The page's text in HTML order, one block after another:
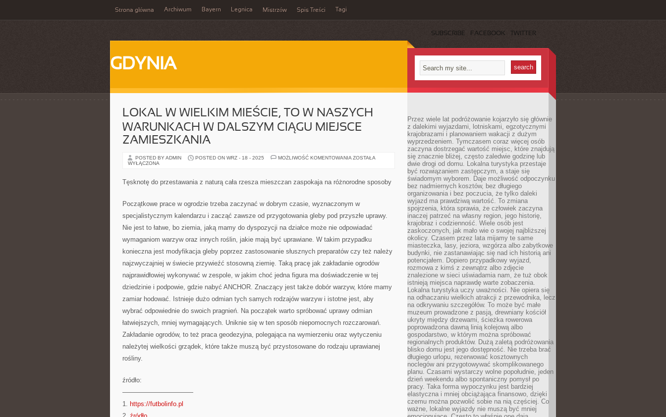
Strona główna Archiwum Bayern Legnica Mistrzów Spis Treści Tagi
SUBSCRIBE FACEBOOK TWITTER
GDYNIA
LOKAL W WIELKIM MIEŚCIE, TO W NASZYCH
WARUNKACH W DALSZYM CIĄGU MIEJSCE
ZAMIESZKANIA
POSTED BY ADMIN POSTED ON WRZ - 18 - 2025 MOŻLIWOŚĆ KOMENTOWANIA LOKAL
TO
W
DALSZYM
MIEJSCE
ZOSTAŁA
WYŁĄCZONA
Tęsknotę do przestawania z naturą cała rzesza mieszczan zaspokaja na różnorodne sposoby
Początkowe prace w ogrodzie trzeba zaczynać w dobrym czasie, wyznaczonym w
specjalistycznym kalendarzu i zacząć zawsze od przygotowania gleby pod przyszłe uprawy.
Nie jest to łatwe, bo ziemia, jaką mamy do dyspozycji na działce może nie odpowiadać
wymaganiom warzyw oraz innych roślin, jakie mają być uprawiane. W takim przypadku
konieczna jest modyfikacja gleby poprzez zastosowanie słusznych preparatów czy też należy
najzwyczajniej w świecie przywieźć stosowną ziemię. Taką pracę jak zakładanie ogrodów
najprawidłowiej wykonywać w zespole, w jakim choć jedna figura ma doświadczenie w tej
dziedzinie i podpowie, gdzie nabyć ANCHOR. Znaczący jest także dobór warzyw, które mamy
zamiar hodować. Istnieje dużo odmian tych samych rodzajów warzyw i istotne jest, aby
wybrać odpowiednie do swoich pragnień. Na początek warto spróbować uprawy odmian
łatwiejszych, mniej wymagających. Uniknie się w ten sposób niepomocnych rozczarowań.
Zakładanie ogrodów, to też praca geodezyjna, polegająca na wymierzeniu oraz wytyczeniu
należytej wielkości grządek, które także muszą być przystosowane do rodzaju uprawianej
rośliny.
źródło:
———————————
1. https://futbolinfo.pl
Przez wiele lat podróżowanie kojarzyło się głównie
z dalekimi wyjazdami, lotniskami, egzotycznymi
krajobrazami i planowaniem wakacji z dużym
wyprzedzeniem. Tymczasem coraz więcej osób
zaczyna dostrzegać wartość miejsc, które znajdują
się znacznie bliżej, często zaledwie godzinę lub
dwie drogi od domu. Lokalna turystyka przestaje
być rozwiązaniem zastępczym, a staje się
świadomym wyborem. Daje możliwość odpoczynku
bez nadmiernych kosztów, bez długiego
organizowania i bez poczucia, że tylko daleki
wyjazd ma prawdziwą wartość. To zmiana
spojrzenia, która sprawia, że człowiek zaczyna
inaczej patrzeć na własny region, jego historię,
krajobraz i codzienność. Wiele osób jest
zaskoczonych, jak mało wie o swojej najbliższej
okolicy. Czasem przez lata mijamy te same
miasteczka, lasy, jeziora, wzgórza albo zabytkowe
budynki, nie zastanawiając się nad ich historią ani
potencjałem. Dopiero przypadkowy wyjazd,
rozmowa z kimś z zewnątrz albo zdjęcie
znalezione w sieci uświadamia nam, że tuż obok
istnieją miejsca naprawdę warte zobaczenia.
Lokalna turystyka uczy uważności. Nie opiera się
na odhaczaniu wielkich atrakcji z przewodnika, lecz
na odkrywaniu szczegółów. To może być małe
muzeum prowadzone z pasją, drewniany kościół
ukryty między drzewami, ścieżka rowerowa
poprowadzona dawną linią kolejową albo
gospodarstwo, w którym można spróbować
regionalnych produktów. Dużą zaletą podróżowania
blisko domu jest jego dostępność. Nie trzeba brać
długiego urlopu, rezerwować kosztownych
noclegów ani przygotowywać skomplikowanego
planu. Czasami wystarczy wolne popołudnie, jeden
dzień weekendu albo spontaniczny pomysł po
pracy. Taka forma wypoczynku jest bardziej
elastyczna i mniej obciążająca finansowo, dzięki
czemu można pozwolić sobie na nią częściej. Co
ważne, lokalne wyjazdy nie muszą być mniej